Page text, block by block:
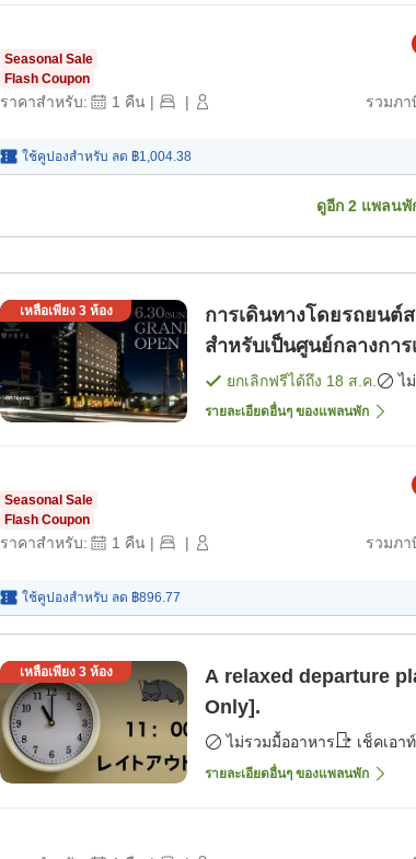
Seasonal Sale
Flash Coupon
ราคาสำหรับ: 1 คืน | | รวมภา
ใช้คูปองสำหรับ ลด ฿1,004.38
ดูอีก 2แพลนพั
เหลือเพียง 3ห้อง
การเดินทางโดยรถยนต์
สำหรับเป็นศูนย์กลางกา
นาช [เฉพาะห้องพัก]
ยกเลิกฟรีได้ถึง 18 ส.ค. ไ
รายละเอียดอื่นๆ ของแพลนพัก
Seasonal Sale
Flash Coupon
ราคาสำหรับ: 1 คืน | | รวมภา
ใช้คูปองสำหรับ ลด ฿896.77
เหลือเพียง 3ห้อง
A relaxed departure
Only].
ไม่รวมมื้ออาหาร เช็คเอา
รายละเอียดอื่นๆ ของแพลนพัก